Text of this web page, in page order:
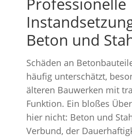
Beton und
Schäden an
häufig unterschätzt,
älteren Bauwerken mit
Funktion. Ein bloßes
hier nicht: Beton und
Verbund, der